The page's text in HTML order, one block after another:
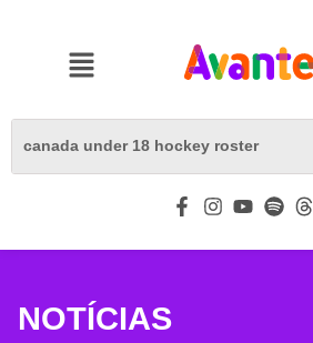
NOTÍCIAS